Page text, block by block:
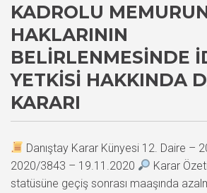
KADROLU
HAKLARININ
BELIRLENMESINDE
YETKISI HAKKINDA
KARARI
Danıştay Karar Künyesi 12. Daire –
2020/3843 – 19.11.2020
Karar
statüsüne geçiş sonrası maaşında